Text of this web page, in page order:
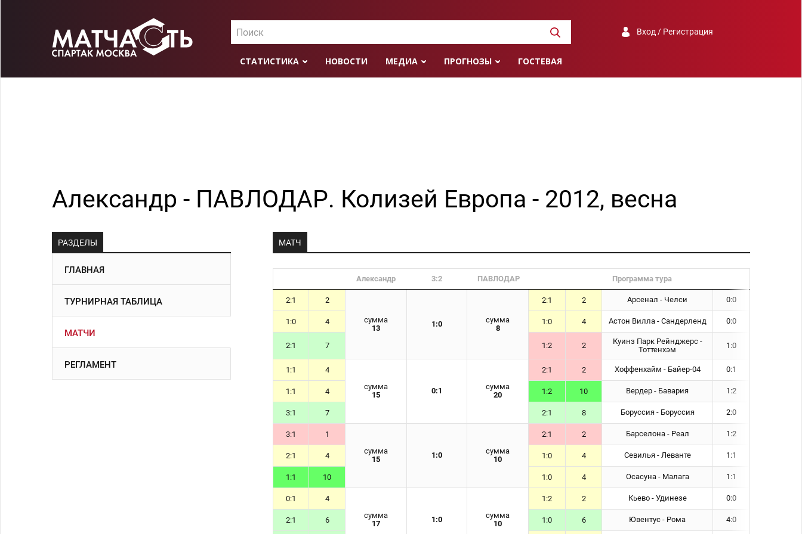
Поиск Вход / Регистрация
СТАТИСТИКА НОВОСТИ МЕДИА ПРОГНОЗЫ ГОСТЕВАЯ
Александр - ПАВЛОДАР. Колизей Европа - 2012, весна
РАЗДЕЛЫ
ГЛАВНАЯ
ТУРНИРНАЯ ТАБЛИЦА
МАТЧИ
РЕГЛАМЕНТ
МАТЧ
Александр 3:2 ПАВЛОДАР Программа тура
2:1 2
сумма
13
1:0
сумма
8
2:1 2 Арсенал - Челси 0:0
1:0 4 1:0 4 Астон Вилла - Сандерленд 0:0
2:1 7 1:2 2
Куинз Парк Рейнджерс -
Тоттенхэм
1:0
1:1
4
сумма
15
0:1
сумма
20
2:1 2 Хоффенхайм - Байер-04 0:1
1:1 4 1:2 10 Вердер - Бавария 1:2
3:1 7 2:1 8 Боруссия - Боруссия 2:0
3:1
1
сумма
15
1:0
сумма
10
2:1 2 Барселона - Реал 1:2
2:1 4 1:0 4 Севилья - Леванте 1:1
1:1 10 1:0 4 Осасуна - Малага 1:1
0:1
4
сумма
17
1:0
сумма
10
1:2 2 Кьево - Удинезе 0:0
2:1 6 1:0 6 Ювентус - Рома 4:0